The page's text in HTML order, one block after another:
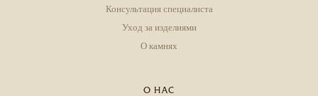
Консультация специалиста
Уход за изделиями
О камнях
О НАС